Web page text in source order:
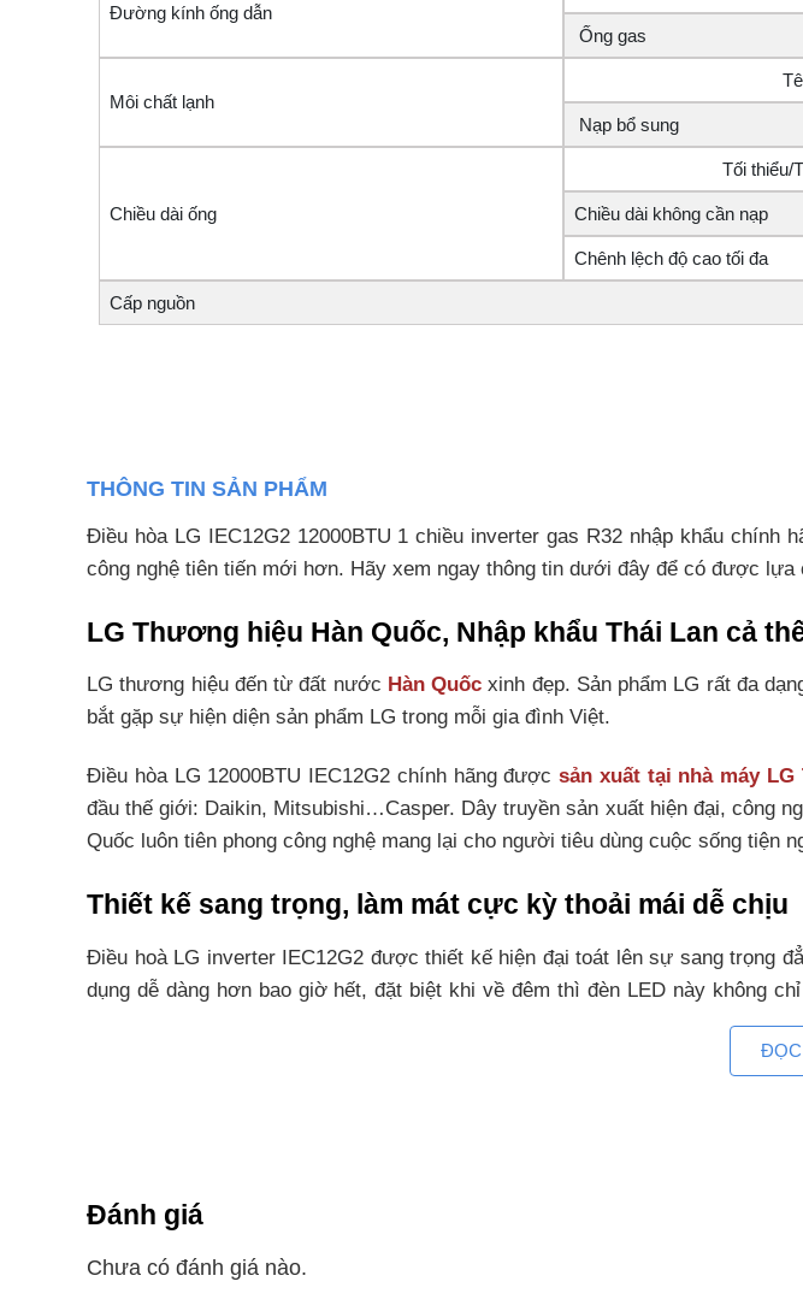
Đường kính ống dẫn
Ống gas
Môi chất lạnh
Nạp bổ sung
Chiều dài ống
Tối thiểu/
Chiều dài không cần nạp
Chênh lệch độ cao tối đa
Cấp nguồn
THÔNG TIN SẢN PHẨM
Điều hòa LG IEC12G2 12000BTU 1 chiều inverter gas R32 nhập khẩu chính
công nghệ tiên tiến mới hơn. Hãy xem ngay thông tin dưới đây để có được
LG Thương hiệu Hàn Quốc, Nhập khẩu Thái Lan cả
LG thương hiệu đến từ đất nước Hàn Quốc xinh đẹp. Sản phẩm LG rất đa
bắt gặp sự hiện diện sản phẩm LG trong mỗi gia đình Việt.
Điều hòa LG 12000BTU IEC12G2 chính hãng được sản xuất tại nhà máy LG
đầu thế giới: Daikin, Mitsubishi…Casper. Dây truyền sản xuất hiện đại, công
Quốc luôn tiên phong công nghệ mang lại cho người tiêu dùng cuộc sống tiện
Thiết kế sang trọng, làm mát cực kỳ thoải mái dễ chịu
Điều hoà LG inverter IEC12G2 được thiết kế hiện đại toát lên sự sang trọng
dụng dễ dàng hơn bao giờ hết, đặt biệt khi về đêm thì đèn LED này không
Điều hoà LG Dual inverter IEC12G2 công nghệ tiên tiến độc đáo giúp điều
lạnh nhanh hơn 40% . Ngoài ra, điều hòa inverter còn giúp máy vận hành êm
Đánh giá
Chưa có đánh giá nào.